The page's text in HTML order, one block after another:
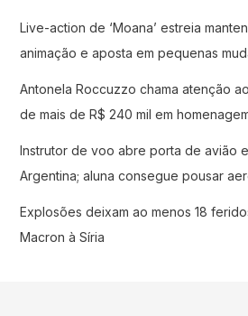
Live-action de ‘Moana’ estreia
animação e aposta em pequenas
Antonela Roccuzzo chama atenção
de mais de R$ 240 mil em
Instrutor de voo abre porta de avião
Argentina; aluna consegue pousar
Explosões deixam ao menos 18
Macron à Síria